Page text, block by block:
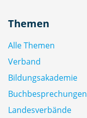
Themen
Alle Themen
Verband
Bildungsakademie
Buchbesprechungen
Landesverbände